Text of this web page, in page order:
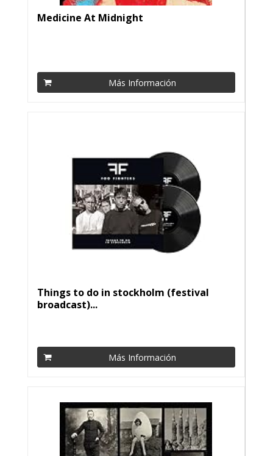
Medicine At Midnight
Más Información
Things to do in stockholm (festival
broadcast)...
Más Información